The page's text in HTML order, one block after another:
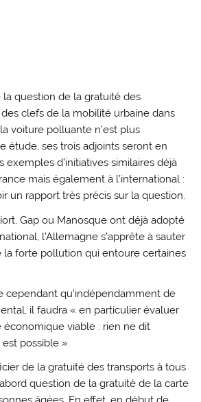
la question de la gratuité des
clefs de la mobilité urbaine dans
voiture polluante n’est plus
étude, ses trois adjoints seront en
exemples d’initiatives similaires déjà
mais également à l’international :
un rapport très précis sur la question.
Gap ou Manosque ont déjà adopté
l’Allemagne s’apprête à sauter
la forte pollution qui entoure certaines
cependant qu’indépendamment de
il faudra « en particulier évaluer
économique viable : rien ne dit
possible ».
de la gratuité des transports à tous
question de la gratuité de la carte